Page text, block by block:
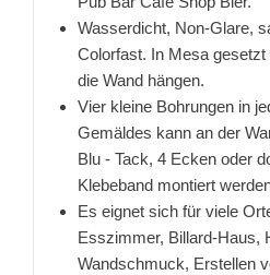
Wasserdicht, Non-Glare,
Colorfast. In Mesa
die Wand hängen.
Vier kleine Bohrungen in
Gemäldes kann an der
Blu - Tack, 4 Ecken oder
Klebeband montiert
Es eignet sich für viele
Esszimmer, Billard-Haus,
Wandschmuck, Erstellen